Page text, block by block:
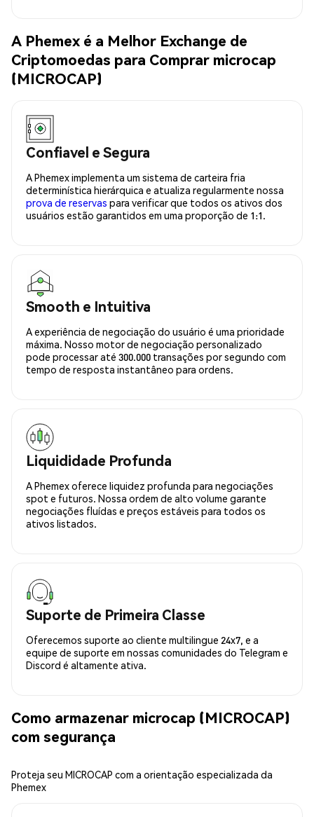
A Phemex é a Melhor Exchange de
Criptomoedas para Comprar microcap
(MICROCAP)
Confiavel e Segura
A Phemex implementa um sistema de carteira fria
determinística hierárquica e atualiza regularmente nossa
prova de reservas para verificar que todos os ativos dos
usuários estão garantidos em uma proporção de 1:1.
Smooth e Intuitiva
A experiência de negociação do usuário é uma prioridade
máxima. Nosso motor de negociação personalizado
pode processar até 300.000 transações por segundo com
tempo de resposta instantâneo para ordens.
Liquididade Profunda
A Phemex oferece liquidez profunda para negociações
spot e futuros. Nossa ordem de alto volume garante
negociações fluídas e preços estáveis para todos os
ativos listados.
Suporte de Primeira Classe
Oferecemos suporte ao cliente multilingue 24x7, e a
equipe de suporte em nossas comunidades do Telegram e
Discord é altamente ativa.
Como armazenar microcap (MICROCAP)
com segurança
Proteja seu MICROCAP com a orientação especializada da
Phemex